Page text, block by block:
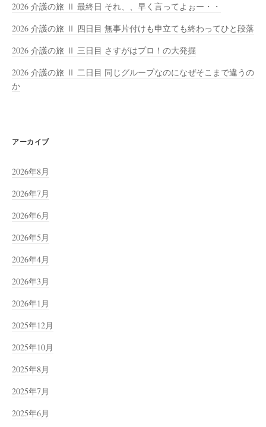
2026 介護の旅 Ⅱ 最終日 それ、、早く言ってよぉー・・
2026 介護の旅 Ⅱ 四日目 無事片付けも申立ても終わってひと段落
2026 介護の旅 Ⅱ 三日目 さすがはプロ！の大発掘
2026 介護の旅 Ⅱ 二日目 同じグループなのになぜそこまで違うの
か
アーカイブ
2026年8月
2026年7月
2026年6月
2026年5月
2026年4月
2026年3月
2026年1月
2025年12月
2025年10月
2025年8月
2025年7月
2025年6月